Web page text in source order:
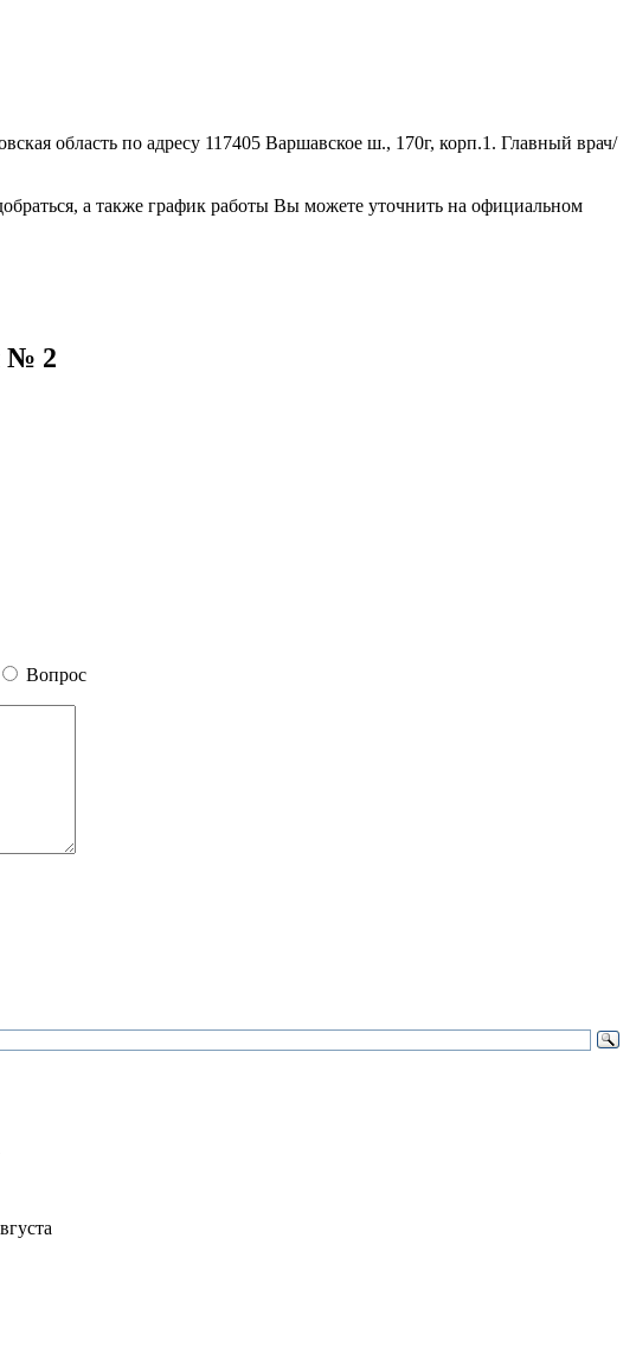
область по адресу 117405 Варшавское ш., 170г, корп.1. Главный врач/
а также график работы Вы можете уточнить на официальном
№ 2
Вопрос